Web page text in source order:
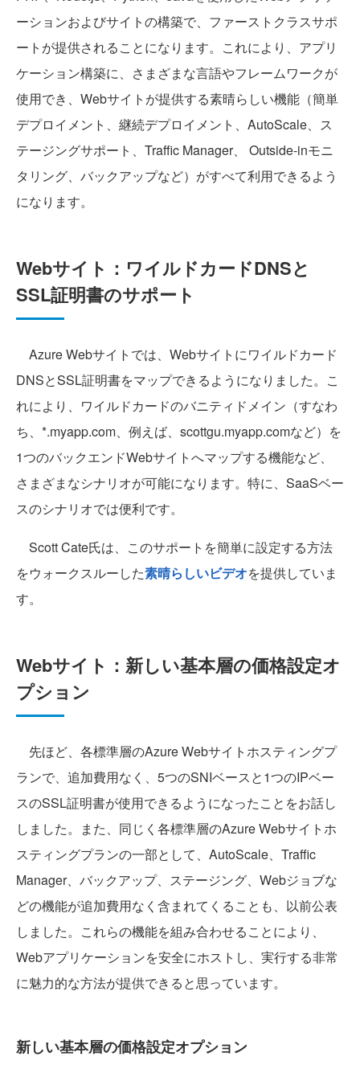
ーションおよびサイトの構築で、ファーストクラスサポ
ートが提供されることになります。これにより、アプリ
ケーション構築に、さまざまな言語やフレームワークが
使用でき、Webサイトが提供する素晴らしい機能（簡単
デプロイメント、継続デプロイメント、AutoScale、ス
テージングサポート、Traffic Manager、 Outside-inモニ
タリング、バックアップなど）がすべて利用できるよう
になります。
Webサイト：ワイルドカードDNSと
SSL証明書のサポート
Azure Webサイトでは、Webサイトにワイルドカード
DNSとSSL証明書をマップできるようになりました。こ
れにより、ワイルドカードのバニティドメイン（すなわ
ち、*.myapp.com、例えば、scottgu.myapp.comなど）を
1つのバックエンドWebサイトへマップする機能など、
さまざまなシナリオが可能になります。特に、SaaSベー
スのシナリオでは便利です。
Scott Cate氏は、このサポートを簡単に設定する方法
をウォークスルーした素晴らしいビデオを提供していま
す。
Webサイト：新しい基本層の価格設定オ
プション
先ほど、各標準層のAzure Webサイトホスティングプ
ランで、追加費用なく、5つのSNIベースと1つのIPベー
スのSSL証明書が使用できるようになったことをお話し
しました。また、同じく各標準層のAzure Webサイトホ
スティングプランの一部として、AutoScale、Traffic
Manager、バックアップ、ステージング、Webジョブな
どの機能が追加費用なく含まれてくることも、以前公表
しました。これらの機能を組み合わせることにより、
Webアプリケーションを安全にホストし、実行する非常
に魅力的な方法が提供できると思っています。
新しい基本層の価格設定オプション